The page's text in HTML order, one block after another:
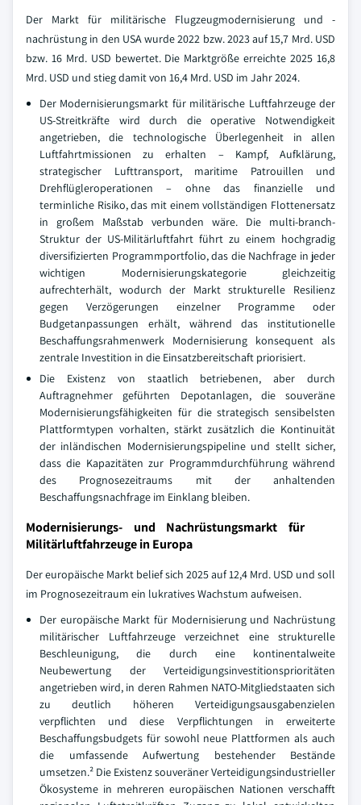
Der Markt für militärische Flugzeugmodernisierung und -
nachrüstung in den USA wurde 2022 bzw. 2023 auf 15,7 Mrd. USD
bzw. 16 Mrd. USD bewertet. Die Marktgröße erreichte 2025 16,8
Mrd. USD und stieg damit von 16,4 Mrd. USD im Jahr 2024.
Der Modernisierungsmarkt für militärische Luftfahrzeuge der
US-Streitkräfte wird durch die operative Notwendigkeit
angetrieben, die technologische Überlegenheit in allen
Luftfahrtmissionen zu erhalten – Kampf, Aufklärung,
strategischer Lufttransport, maritime Patrouillen und
Drehflügleroperationen – ohne das finanzielle und
terminliche Risiko, das mit einem vollständigen Flottenersatz
in großem Maßstab verbunden wäre. Die multi-branch-
Struktur der US-Militärluftfahrt führt zu einem hochgradig
diversifizierten Programmportfolio, das die Nachfrage in jeder
wichtigen Modernisierungskategorie gleichzeitig
aufrechterhält, wodurch der Markt strukturelle Resilienz
gegen Verzögerungen einzelner Programme oder
Budgetanpassungen erhält, während das institutionelle
Beschaffungsrahmenwerk Modernisierung konsequent als
zentrale Investition in die Einsatzbereitschaft priorisiert.
Die Existenz von staatlich betriebenen, aber durch
Auftragnehmer geführten Depotanlagen, die souveräne
Modernisierungsfähigkeiten für die strategisch sensibelsten
Plattformtypen vorhalten, stärkt zusätzlich die Kontinuität
der inländischen Modernisierungspipeline und stellt sicher,
dass die Kapazitäten zur Programmdurchführung während
des Prognosezeitraums mit der anhaltenden
Beschaffungsnachfrage im Einklang bleiben.
Modernisierungs- und Nachrüstungsmarkt für
Militärluftfahrzeuge in Europa
Der europäische Markt belief sich 2025 auf 12,4 Mrd. USD und soll
im Prognosezeitraum ein lukratives Wachstum aufweisen.
Der europäische Markt für Modernisierung und Nachrüstung
militärischer Luftfahrzeuge verzeichnet eine strukturelle
Beschleunigung, die durch eine kontinentalweite
Neubewertung der Verteidigungsinvestitionsprioritäten
angetrieben wird, in deren Rahmen NATO-Mitgliedstaaten sich
zu deutlich höheren Verteidigungsausgabenzielen
verpflichten und diese Verpflichtungen in erweiterte
Beschaffungsbudgets für sowohl neue Plattformen als auch
die umfassende Aufwertung bestehender Bestände
umsetzen.² Die Existenz souveräner Verteidigungsindustrieller
Ökosysteme in mehreren europäischen Nationen verschafft